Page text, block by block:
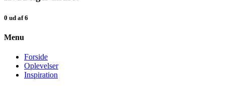
0 ud af 6
Menu
Forside
Oplevelser
Inspiration